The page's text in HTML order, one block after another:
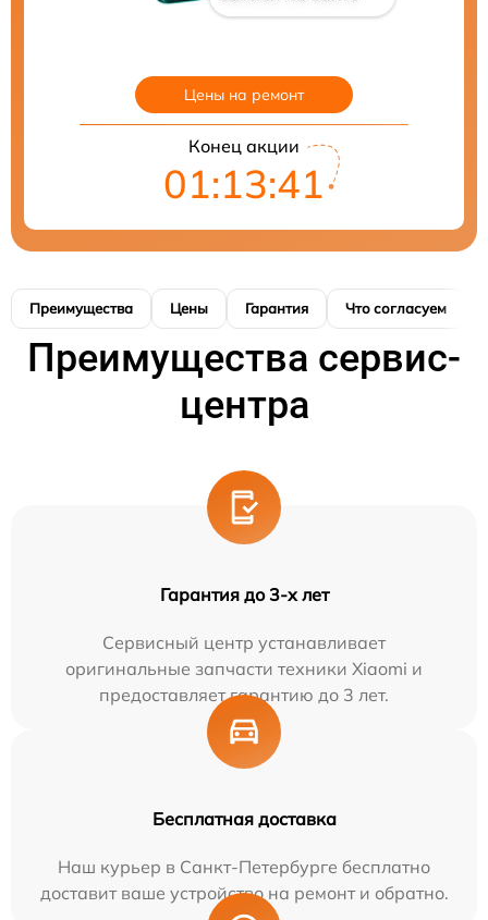
Цены на ремонт
Конец акции
01:13:39
Преимущества Цены Гарантия Что согласуем
Преимущества сервис-
центра
Гарантия до 3-х лет
Сервисный центр устанавливает
оригинальные запчасти техники Xiaomi и
предоставляет гарантию до 3 лет.
Бесплатная доставка
Наш курьер в Санкт-Петербурге бесплатно
доставит ваше устройство на ремонт и обратно.